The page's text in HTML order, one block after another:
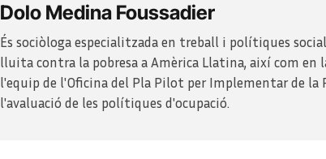
Dolo Medina Foussadier
És sociòloga especialitzada en treball i polítiques
lluita contra la pobresa a Amèrica Llatina, així com
l'equip de l'Oficina del Pla Pilot per Implementar de
l'avaluació de les polítiques d'ocupació.